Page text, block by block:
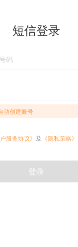
短信登录
动创建账号
户服务协议》 及 《隐私策略》
登录